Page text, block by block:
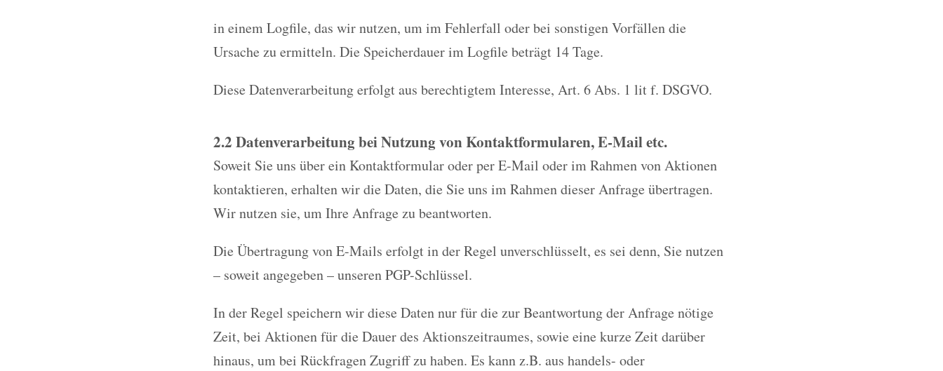
in einem Logfile, das wir nutzen, um im Fehlerfall oder bei sonstigen Vorfällen die
Ursache zu ermitteln. Die Speicherdauer im Logfile beträgt 14 Tage.
Diese Datenverarbeitung erfolgt aus berechtigtem Interesse, Art. 6 Abs. 1 lit f. DSGVO.
2.2 Datenverarbeitung bei Nutzung von Kontaktformularen, E-Mail etc.
Soweit Sie uns über ein Kontaktformular oder per E-Mail oder im Rahmen von Aktionen
kontaktieren, erhalten wir die Daten, die Sie uns im Rahmen dieser Anfrage übertragen.
Wir nutzen sie, um Ihre Anfrage zu beantworten.
Die Übertragung von E-Mails erfolgt in der Regel unverschlüsselt, es sei denn, Sie nutzen
– soweit angegeben – unseren PGP-Schlüssel.
In der Regel speichern wir diese Daten nur für die zur Beantwortung der Anfrage nötige
Zeit, bei Aktionen für die Dauer des Aktionszeitraumes, sowie eine kurze Zeit darüber
hinaus, um bei Rückfragen Zugriff zu haben. Es kann z.B. aus handels- oder